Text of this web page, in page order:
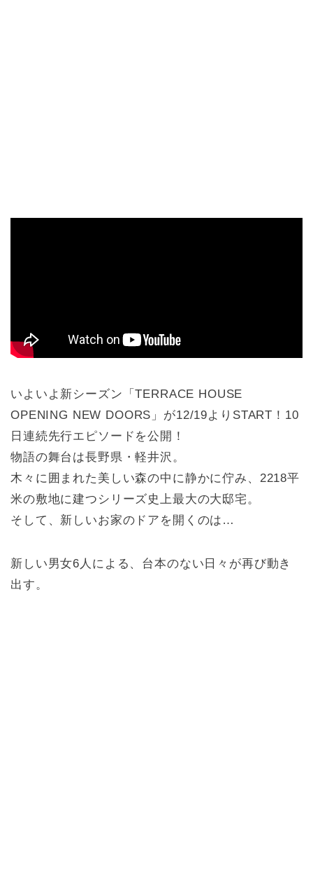
いよいよ新シーズン「TERRACE HOUSE
OPENING NEW DOORS」が12/19よりSTART！10
日連続先行エピソードを公開！
物語の舞台は長野県・軽井沢。
木々に囲まれた美しい森の中に静かに佇み、2218平
米の敷地に建つシリーズ史上最大の大邸宅。
そして、新しいお家のドアを開くのは…
新しい男女6人による、台本のない日々が再び動き
出す。